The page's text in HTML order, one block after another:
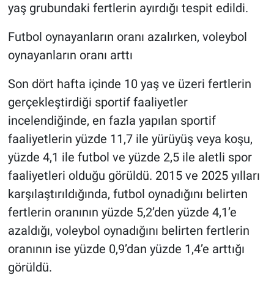
yaş grubundaki fertlerin ayırdığı tespit edildi.
Futbol oynayanların oranı azalırken, voleybol
oynayanların oranı arttı
Son dört hafta içinde 10 yaş ve üzeri fertlerin
gerçekleştirdiği sportif faaliyetler
incelendiğinde, en fazla yapılan sportif
faaliyetlerin yüzde 11,7 ile yürüyüş veya koşu,
yüzde 4,1 ile futbol ve yüzde 2,5 ile aletli spor
faaliyetleri olduğu görüldü. 2015 ve 2025 yılları
karşılaştırıldığında, futbol oynadığını belirten
fertlerin oranının yüzde 5,2’den yüzde 4,1’e
azaldığı, voleybol oynadığını belirten fertlerin
oranının ise yüzde 0,9’dan yüzde 1,4’e arttığı
görüldü.